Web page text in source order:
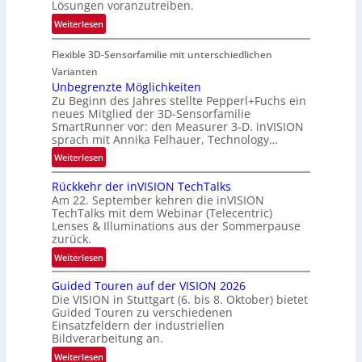
L
u
f
t
-
u
n
d
R
a
u
m
f
a
h
r
t
t
e
c
h
n
i
-
R
e
n
Lösungen voranzutreiben.
Weiterlesen:
P
a
t
n
e
r
s
c
h
a
f
t
i
s
c
h
e
n
Flexible 3D-Sensorfamilie mit unterschiedlichen
Varianten
Unbegrenzte Möglichkeiten
Zu Beginn des Jahres stellte Pepperl+Fuchs ein
neues Mitglied der 3D-Sensorfamilie
SmartRunner vor: den Measurer 3-D. inVISION
sprach mit Annika Felhauer, Technology…
Weiterlesen:
U
n
b
e
g
r
e
z
t
e
M
ö
Rückkehr der inVISION TechTalks
Am 22. September kehren die inVISION
TechTalks mit dem Webinar (Telecentric)
Lenses & Illuminations aus der Sommerpause
zurück.
Weiterlesen:
R
ü
c
k
k
e
Guided Touren auf der VISION 2026
Die VISION in Stuttgart (6. bis 8. Oktober) bietet
Guided Touren zu verschiedenen
Einsatzfeldern der industriellen
Bildverarbeitung an.
Weiterlesen: